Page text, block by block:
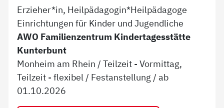
Erzieher*in, Heilpädagogin*Heilpädagoge
Einrichtungen für Kinder und Jugendliche
AWO Familienzentrum Kindertagesstätte
Kunterbunt
Monheim am Rhein /Teilzeit - Vormittag,
Teilzeit - flexibel / Festanstellung / ab
01.10.2026